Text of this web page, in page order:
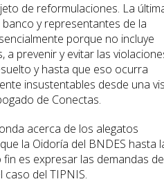
de reformulaciones. La
y representantes de la
porque no incluye
prevenir y evitar las
y hasta que eso ocurra
insustentables desde una
de Conectas.
acerca de los alegatos
la Oidoría del BNDES hasta
es expresar las demandas
del TIPNIS.